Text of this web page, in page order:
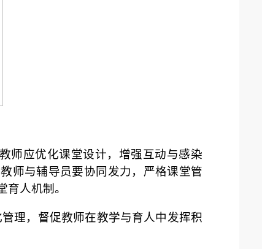
师应优化课堂设计，增强互动与感染
师与辅导员要协同发力，严格课堂管
人机制。
理，督促教师在教学与育人中发挥积